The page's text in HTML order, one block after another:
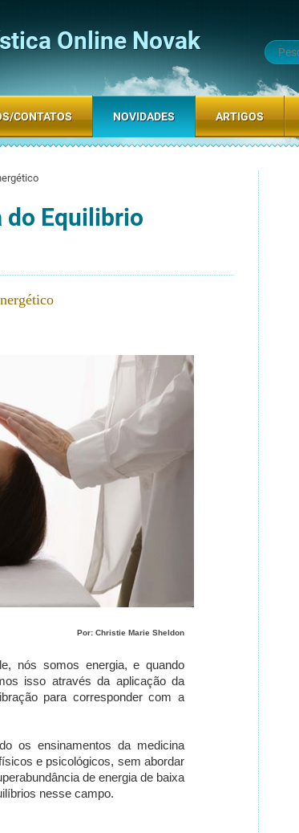
Online Novak
do Equilibrio
Por: Christie Marie Sheldon
nós somos energia, e quando
isso através da aplicação da
para corresponder com a
os ensinamentos da medicina
e psicológicos, sem abordar
de energia de baixa
nesse campo.
CONTATOS NOVIDADES ARTIGOS